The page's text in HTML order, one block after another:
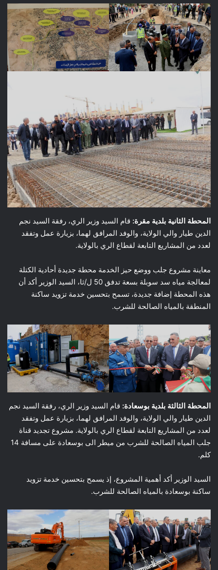
المحطة الثانية بلدية مقرة: قام السيد وزير الري، رفقة السيد نجم
الدين طيار والي الولاية، والوفد المرافق لهما، بزيارة عمل وتفقد
لعدد من المشاريع التابعة لقطاع الري بالولاية.
معاينة مشروع جلب ووضع حيز الخدمة محطة جديدة أحادية الكتلة
لمعالجة مياه سد سوبلة بسعة تدفق 50 ل/ثا، السيد الوزير أكد أن
هذه المحطة إضافة جديدة، تسمح بتحسين خدمة تزويد ساكنة
المنطقة بالمياه الصالحة للشرب.
المحطة الثالثة بلدية بوسعادة: قام السيد وزير الري، رفقة السيد نجم
الدين طيار والي الولاية، والوفد المرافق لهما، بزيارة عمل وتفقد
لعدد من المشاريع التابعة لقطاع الري بالولاية. مشروع تجديد قناة
جلب المياه الصالحة للشرب من ميطر الى بوسعادة على مسافة 14
كلم.
السيد الوزير أكد أهمية المشروع، إذ يسمح بتحسين خدمة تزويد
ساكنة بوسعادة بالمياه الصالحة للشرب.